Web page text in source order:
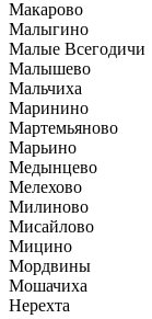
Макарово
Малыгино
Малые Всегодичи
Малышево
Мальчиха
Маринино
Мартемьяново
Марьино
Медынцево
Мелехово
Милиново
Мисайлово
Мицино
Мордвины
Мошачиха
Нерехта